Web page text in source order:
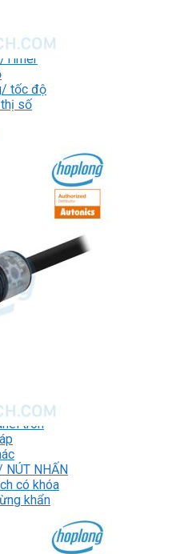
Timer
tốc độ
số
tròn
NÚT NHẤN
có khóa
khẩn
/ Công tắc